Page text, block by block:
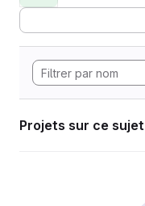
Projets sur ce sujet